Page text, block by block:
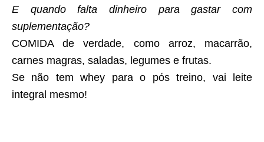
E quando falta dinheiro para gastar com
suplementação?
COMIDA de verdade, como arroz, macarrão,
carnes magras, saladas, legumes e frutas.
Se não tem whey para o pós treino, vai leite
integral mesmo!